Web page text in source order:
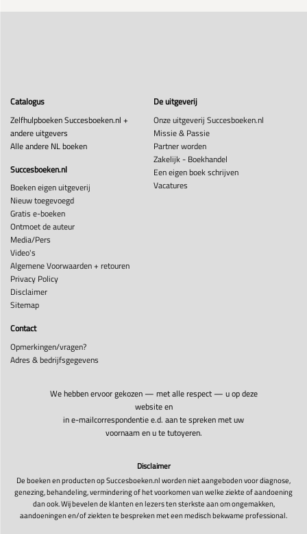
Catalogus
Zelfhulpboeken Succesboeken.nl +
andere uitgevers
Alle andere NL boeken
Succesboeken.nl
Boeken eigen uitgeverij
Nieuw toegevoegd
Gratis e-boeken
Ontmoet de auteur
Media/Pers
Video's
Algemene Voorwaarden + retouren
Privacy Policy
Disclaimer
Sitemap
De uitgeverij
Onze uitgeverij Succesboeken.nl
Missie & Passie
Partner worden
Zakelijk - Boekhandel
Een eigen boek schrijven
Vacatures
Contact
Opmerkingen/vragen?
Adres & bedrijfsgegevens
We hebben ervoor gekozen — met alle respect — u op deze
website en
in e-mailcorrespondentie e.d. aan te spreken met uw
voornaam en u te tutoyeren.
Disclaimer
De boeken en producten op Succesboeken.nl worden niet aangeboden voor diagnose,
genezing, behandeling, vermindering of het voorkomen van welke ziekte of aandoening
dan ook. Wij bevelen de klanten en lezers ten sterkste aan om ongemakken,
aandoeningen en/of ziekten te bespreken met een medisch bekwame professional.